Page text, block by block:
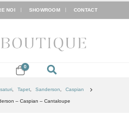
NOI SHOWROOM CONTACT
0
Tapet Sanderson Caspian
– Caspian – Cantaloupe